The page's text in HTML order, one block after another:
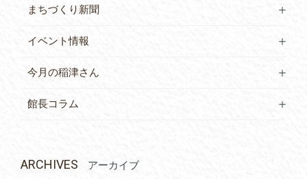
まちづくり新聞
イベント情報
今月の稲津さん
館長コラム
ARCHIVES アーカイブ